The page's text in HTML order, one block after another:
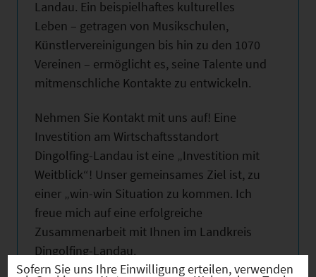
Landau. Ein beispielhaftes kulturelles
Leben – getragen von Musikschulen,
Künstlervereinigungen bis hin zu den 1070
Vereinen – ermöglicht es, seine Talente und
mitmenschliche Kontakte zu entwickeln.
Nehmen Sie Kontakt mit uns auf! Eine
Investition am Wirtschaftsstandort
Dingolfing-Landau ist eine „Investition mit
Weitblick“! Unser gemeinsames Ziel ist, zu
einer „win-win Situation zu kommen. Ich
freue mich auf eine erfolgreiche
Zusammenarbeit mit Ihnen im Landkreis
Dingolfing-Landau.
Sofern Sie uns Ihre Einwilligung erteilen, verwenden